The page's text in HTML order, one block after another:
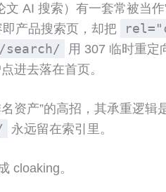
AI 搜索）有一套常被当
产品搜索页，却把
/search/ 用 307 临时重定
点进去落在首页。
资产”的高招，其承重逻辑
永远留在索引里。
cloaking。